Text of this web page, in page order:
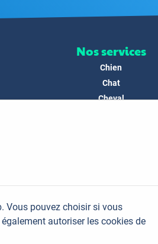
Nos services
Chien
Chat
Cheval
FAQ
Contact
Vous pouvez choisir si vous
autoriser les cookies de